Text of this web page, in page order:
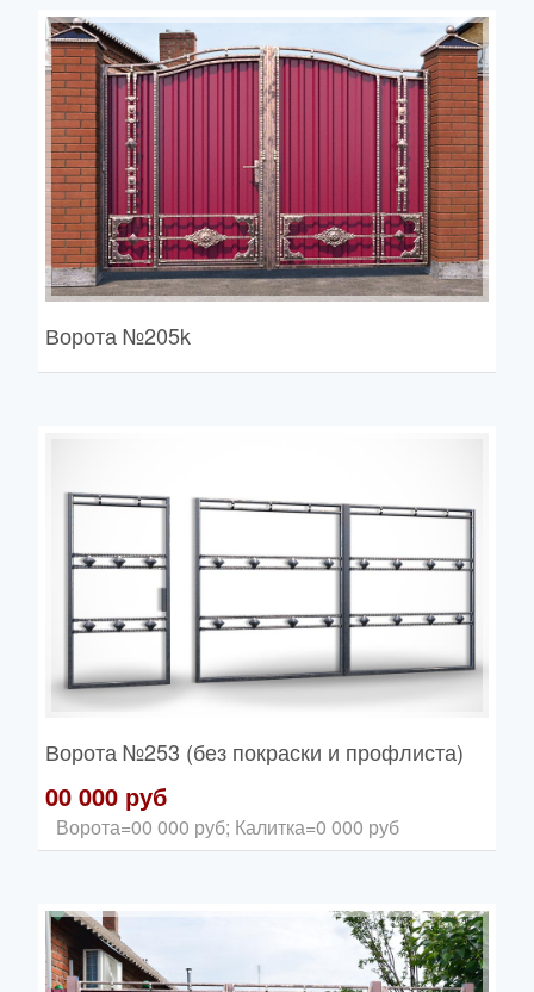
Ворота№205k
Ворота№253 (без покраски и профлиста)
00 000 руб
Ворота=00 000 руб; Калитка=0 000 руб